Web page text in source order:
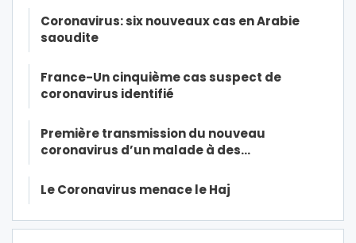
Coronavirus: six nouveaux cas en Arabie
saoudite
France-Un cinquième cas suspect de
coronavirus identifié
Première transmission du nouveau
coronavirus d’un malade à des…
Le Coronavirus menace le Haj